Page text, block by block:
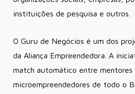
instituições de pesquisa e outros.
O Guru de Negócios é um dos
da Aliança Empreendedora. A
match automático entre mentores
microempreendedores de todo o